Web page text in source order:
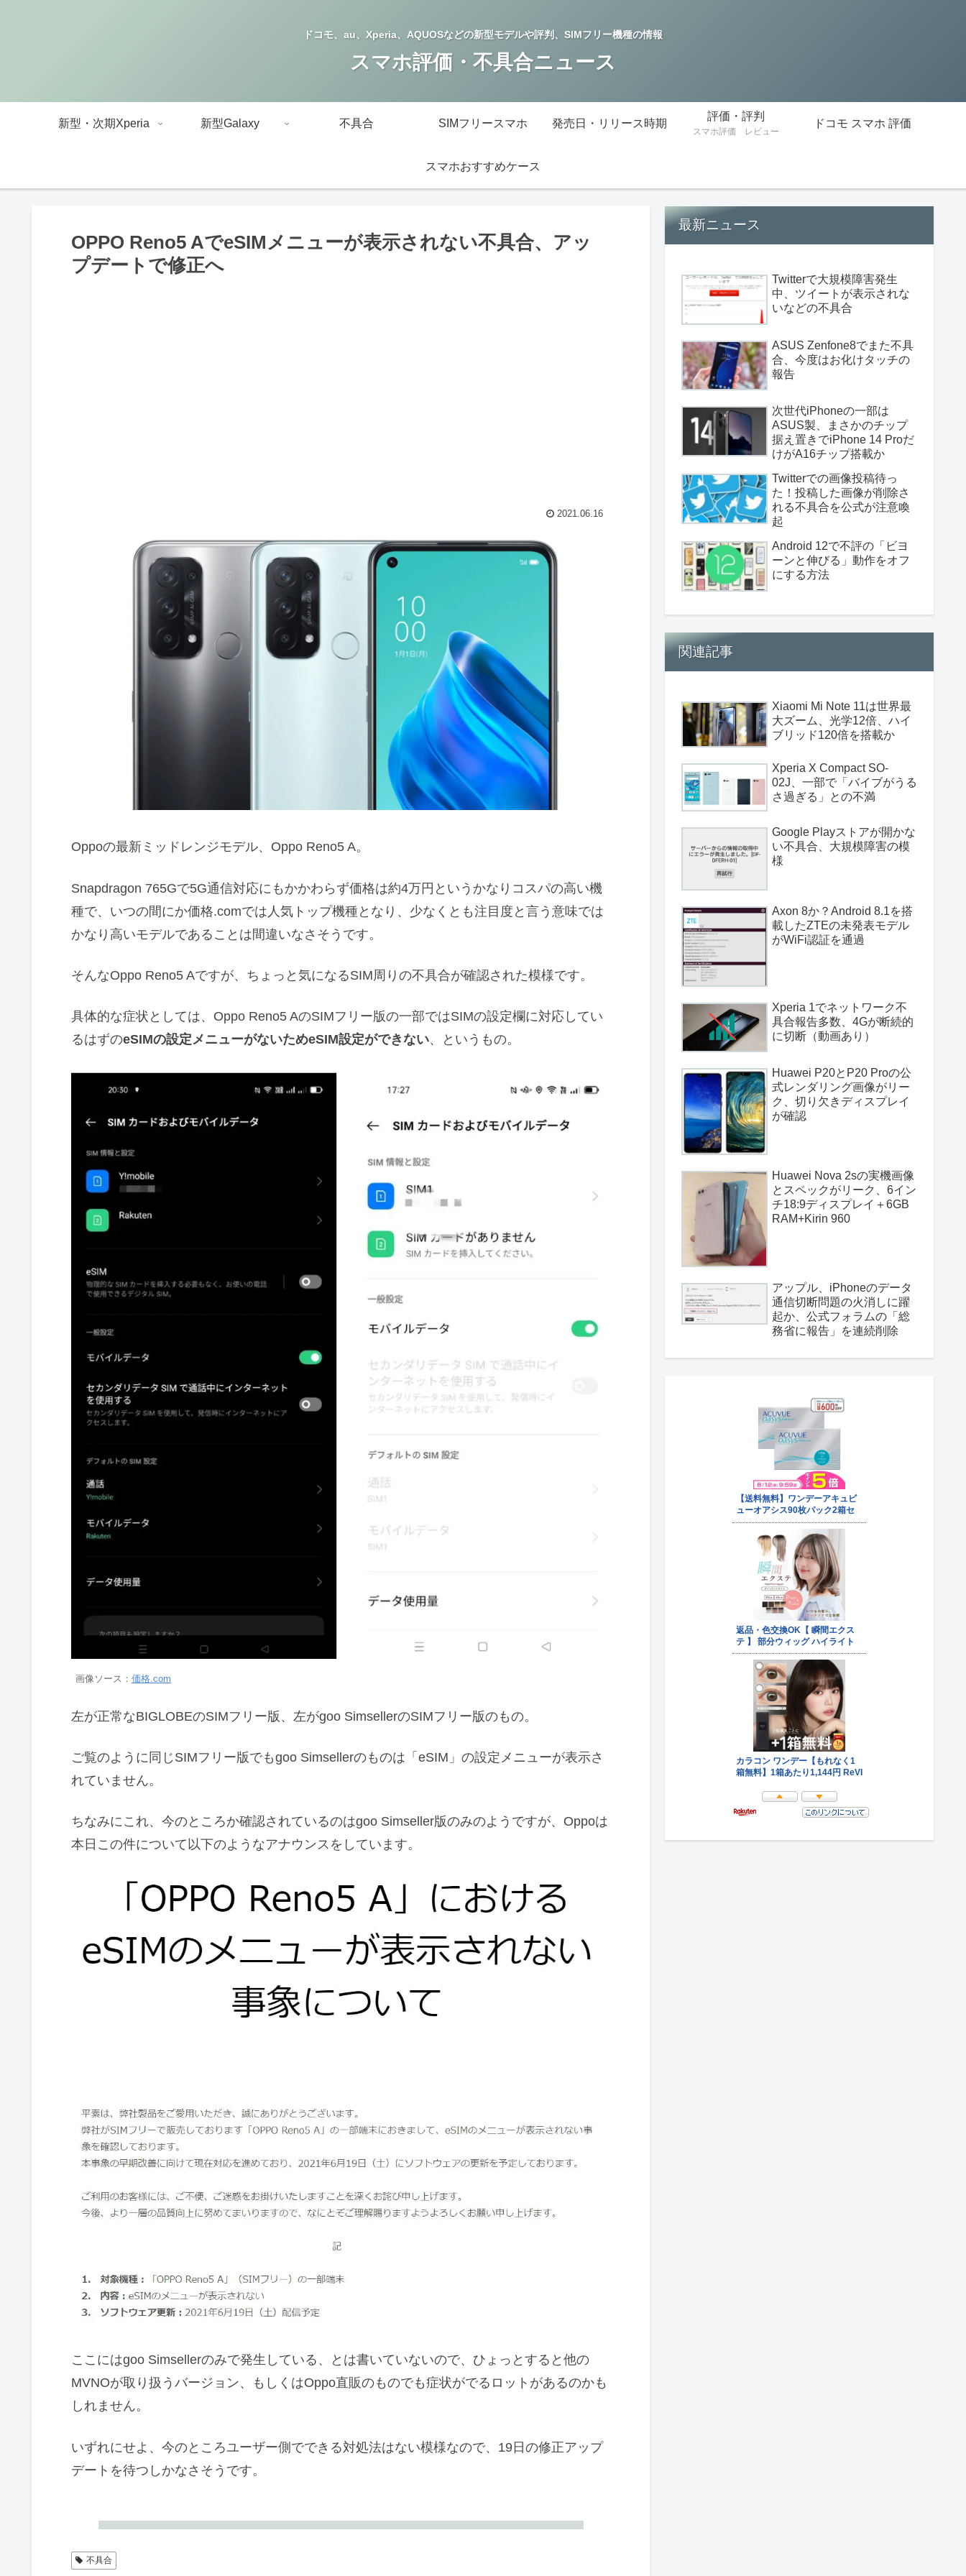
ドコモ、au、Xperia、AQUOSなどの新型モデルや評判、SIMフリー機種の情報
スマホ評価・不具合ニュース
新型・次期Xperia 新型Galaxy 不具合 SIMフリースマホ 発売日・リリース時期
評価・評判
スマホ評価 レビュー
ドコモ スマホ 評価
スマホおすすめケース
OPPO Reno5 AでeSIMメニューが表示されない不具合、アッ
プデートで修正へ
2021.06.16
Oppoの最新ミッドレンジモデル、Oppo Reno5 A。
Snapdragon 765Gで5G通信対応にもかかわらず価格は約4万円というかなりコスパの高い機
種で、いつの間にか価格.comでは人気トップ機種となり、少なくとも注目度と言う意味では
かなり高いモデルであることは間違いなさそうです。
そんなOppo Reno5 Aですが、ちょっと気になるSIM周りの不具合が確認された模様です。
具体的な症状としては、Oppo Reno5 AのSIMフリー版の一部ではSIMの設定欄に対応してい
るはずのeSIMの設定メニューがないためeSIM設定ができない、というもの。
画像ソース： 価格.com
左が正常なBIGLOBEのSIMフリー版、左がgoo SimsellerのSIMフリー版のもの。
ご覧のように同じSIMフリー版でもgoo Simsellerのものは「eSIM」の設定メニューが表示さ
れていません。
ちなみにこれ、今のところか確認されているのはgoo Simseller版のみのようですが、Oppoは
本日この件について以下のようなアナウンスをしています。
ここにはgoo Simsellerのみで発生している、とは書いていないので、ひょっとすると他の
MVNOが取り扱うバージョン、もしくはOppo直販のものでも症状がでるロットがあるのかも
しれません。
いずれにせよ、今のところユーザー側でできる対処法はない模様なので、19日の修正アップ
デートを待つしかなさそうです。
不具合
最新ニュース
Twitterで大規模障害発生
中、ツイートが表示されな
いなどの不具合
ASUS Zenfone8でまた不具
合、今度はお化けタッチの
報告
次世代iPhoneの一部は
ASUS製、まさかのチップ
据え置きでiPhone 14 Proだ
けがA16チップ搭載か
Twitterでの画像投稿待っ
た！投稿した画像が削除さ
れる不具合を公式が注意喚
起
Android 12で不評の「ビヨ
ーンと伸びる」動作をオフ
にする方法
関連記事
Xiaomi Mi Note 11は世界最
大ズーム、光学12倍、ハイ
ブリッド120倍を搭載か
Xperia X Compact SO-
02J、一部で「バイブがうる
さ過ぎる」との不満
Google Playストアが開かな
い不具合、大規模障害の模
様
Axon 8か？Android 8.1を搭
載したZTEの未発表モデル
がWiFi認証を通過
Xperia 1でネットワーク不
具合報告多数、4Gが断続的
に切断（動画あり）
Huawei P20とP20 Proの公
式レンダリング画像がリー
ク、切り欠きディスプレイ
が確認
Huawei Nova 2sの実機画像
とスペックがリーク、6イン
チ18:9ディスプレイ＋6GB
RAM+Kirin 960
アップル、iPhoneのデータ
通信切断問題の火消しに躍
起か、公式フォラムの「総
務省に報告」を連続削除